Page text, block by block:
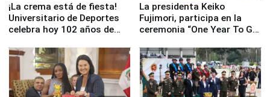
¡La crema está de fiesta!
Universitario de Deportes
celebra hoy 102 años de
La presidenta Keiko
Fujimori, participa en la
ceremonia “One Year To Go